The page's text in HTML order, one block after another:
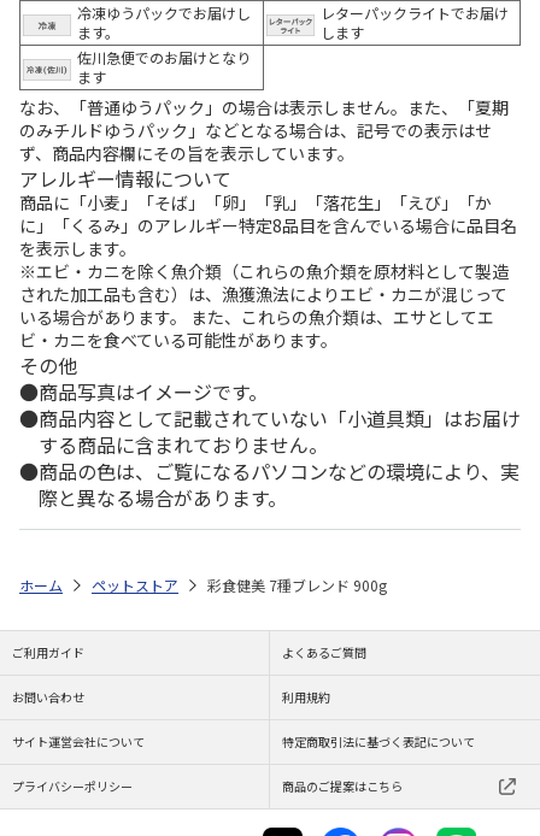
冷凍ゆうパックでお届けし
ます。
レターパックライトでお届け
します
佐川急便でのお届けとなり
ます
なお、「普通ゆうパック」の場合は表示しません。また、「夏期
のみチルドゆうパック」などとなる場合は、記号での表示はせ
ず、商品内容欄にその旨を表示しています。
アレルギー情報について
商品に「小麦」「そば」「卵」「乳」「落花生」「えび」「か
に」「くるみ」のアレルギー特定8品目を含んでいる場合に品目名
を表示します。
※エビ・カニを除く魚介類（これらの魚介類を原材料として製造
された加工品も含む）は、漁獲漁法によりエビ・カニが混じって
いる場合があります。 また、これらの魚介類は、エサとしてエ
ビ・カニを食べている可能性があります。
その他
商品写真はイメージです。
商品内容として記載されていない「小道具類」はお届け
する商品に含まれておりません。
商品の色は、ご覧になるパソコンなどの環境により、実
際と異なる場合があります。
ホーム ペットストア 彩食健美 7種ブレンド 900g
ご利用ガイド よくあるご質問
お問い合わせ 利用規約
サイト運営会社について 特定商取引法に基づく表記について
プライバシーポリシー 商品のご提案はこちら